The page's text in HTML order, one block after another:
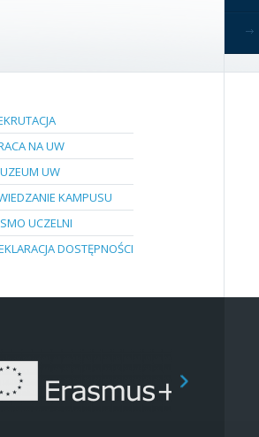
NA UW
UW
KAMPUSU
UCZELNI
DOSTĘPNOŚCI